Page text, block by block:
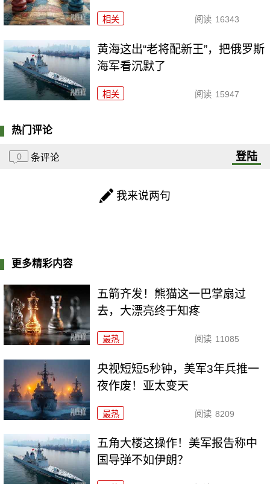
相关 阅读 16343
黄海这出“老将配新王”，把俄罗斯
海军看沉默了
相关 阅读 15947
热门评论
0 条评论 登陆
我来说两句
更多精彩内容
五箭齐发！熊猫这一巴掌扇过
去，大漂亮终于知疼
最热 阅读 11085
央视短短5秒钟，美军3年兵推一
夜作废！亚太变天
最热 阅读 8209
五角大楼这操作！美军报告称中
国导弹不如伊朗？